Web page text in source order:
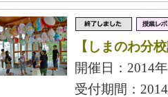
【しまのわ分
開催日：2014
受付期間：